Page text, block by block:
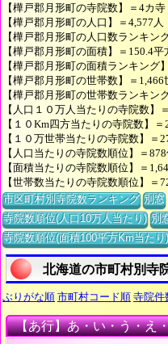
【樺戸郡月形町の寺院数】＝4カ寺
【樺戸郡月形町の人口】＝4,577人
【樺戸郡月形町の人口数ランキン
【樺戸郡月形町の面積】＝150.4平
【樺戸郡月形町の面積ランキング
【樺戸郡月形町の世帯数】＝1,466
【樺戸郡月形町の世帯数ランキン
【人口１０万人当たりの寺院数】
【１０Km四方当たりの寺院数】＝
【１０万世帯当たりの寺院数】＝
【人口当たりの寺院数順位】＝878
【面積当たりの寺院数順位】＝
【世帯数当たりの寺院数順位】＝
市区町村別寺院数ランキング 別窓
寺院数順位(人口10万人当たり) 別
寺院数順位(面積100平方Km当たり)
北海道の市町村別寺
ぶりがな順 市町村コード順 寺院件
【あ行】あ・い・う・え